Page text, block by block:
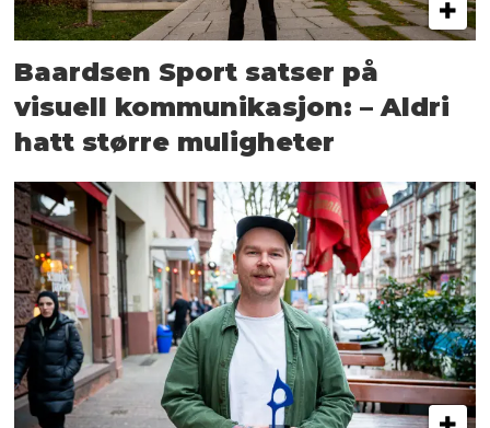
Baardsen Sport satser på
visuell kommunikasjon: – Aldri
hatt større muligheter